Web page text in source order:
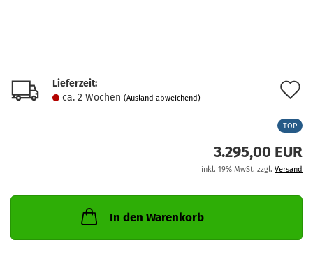
Lieferzeit:
ca. 2 Wochen (Ausland abweichend)
TOP
3.295,00 EUR
inkl. 19% MwSt. zzgl. Versand
In den Warenkorb